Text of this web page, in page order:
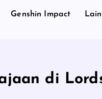
Genshin Impact
di